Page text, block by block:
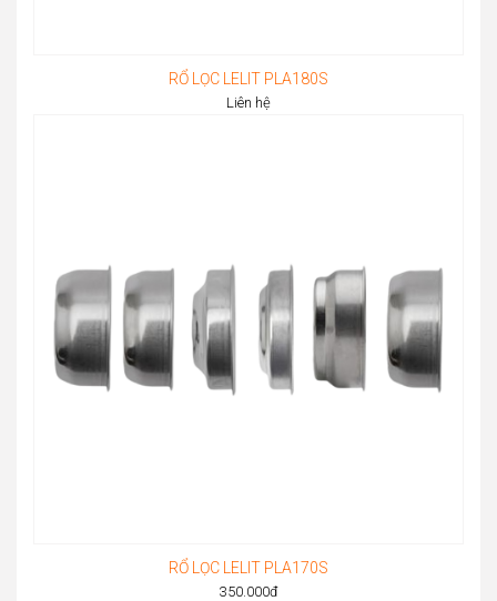
RỔ LỌC LELIT PLA180S
Liên hệ
RỔ LỌC LELIT PLA170S
350.000đ